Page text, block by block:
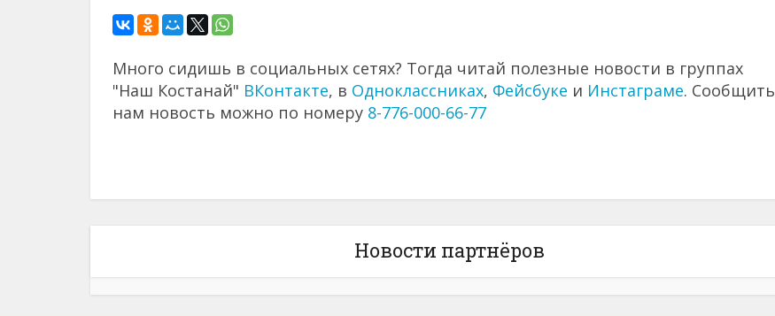
Много сидишь в социальных сетях? Тогда читай полезные новости в группах
"Наш Костанай" ВКонтакте, в Одноклассниках, Фейсбуке и Инстаграме. Сообщить
нам новость можно по номеру 8-776-000-66-77
Новости партнёров